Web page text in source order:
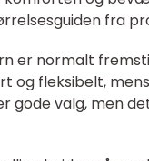
fra
er normalt
og fleksibelt,
gode valg, men